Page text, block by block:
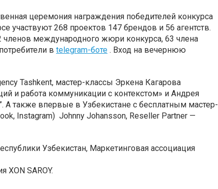
церемония награждения победителей конкурса
участвуют 268 проектов 147 брендов и 56 агентств.
международного жюри конкурса, 63 члена
в telegram-боте . Вход на вечернюю
Tashkent, мастер-классы Эркена Кагарова
и работа коммуникации с контекстом» и Андрея
А также впервые в Узбекистане с бесплатным мастер-
Instagram) Johnny Johansson, Reseller Partner —
Узбекистан, Маркетинговая ассоциация
XON SAROY.